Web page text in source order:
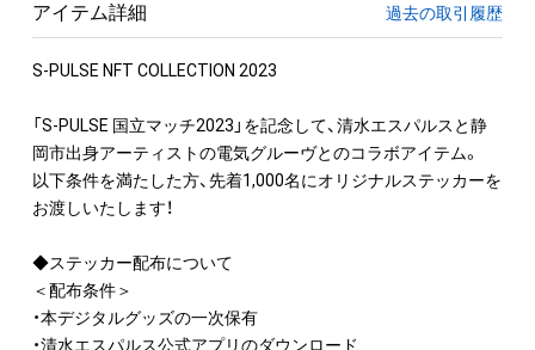
アイテム詳細 過去の取引履歴
S-PULSE NFT COLLECTION 2023
「S-PULSE 国立マッチ2023」を記念して、清水エスパルスと静
岡市出身アーティストの電気グルーヴとのコラボアイテム。
以下条件を満たした方、先着1,000名にオリジナルステッカーを
お渡しいたします！
◆ステッカー配布について
＜配布条件＞
・本デジタルグッズの一次保有
・清水エスパルス公式アプリのダウンロード